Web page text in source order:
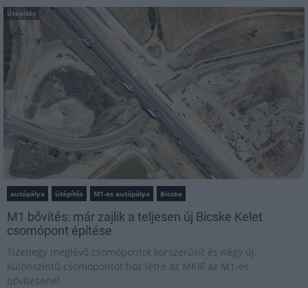
Útépítés
autópálya útépítés M1-es autópálya Bicske
M1 bővítés: már zajlik a teljesen új Bicske Kelet
csomópont építése
Tizenegy meglévő csomópontot korszerűsít és négy új,
különszintű csomópontot hoz létre az MKIF az M1-es
bővítésénél.